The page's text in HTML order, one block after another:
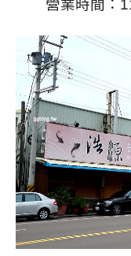
營業時間：